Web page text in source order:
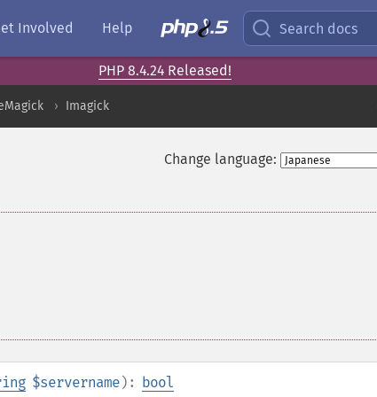
Involved Help Search docs
PHP 8.4.24 Released!
Imagick
Change language:
$servername): bool